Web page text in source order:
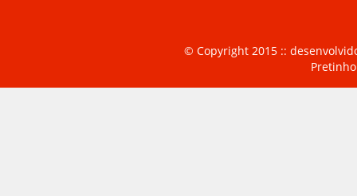
© Copyright 2015 ::